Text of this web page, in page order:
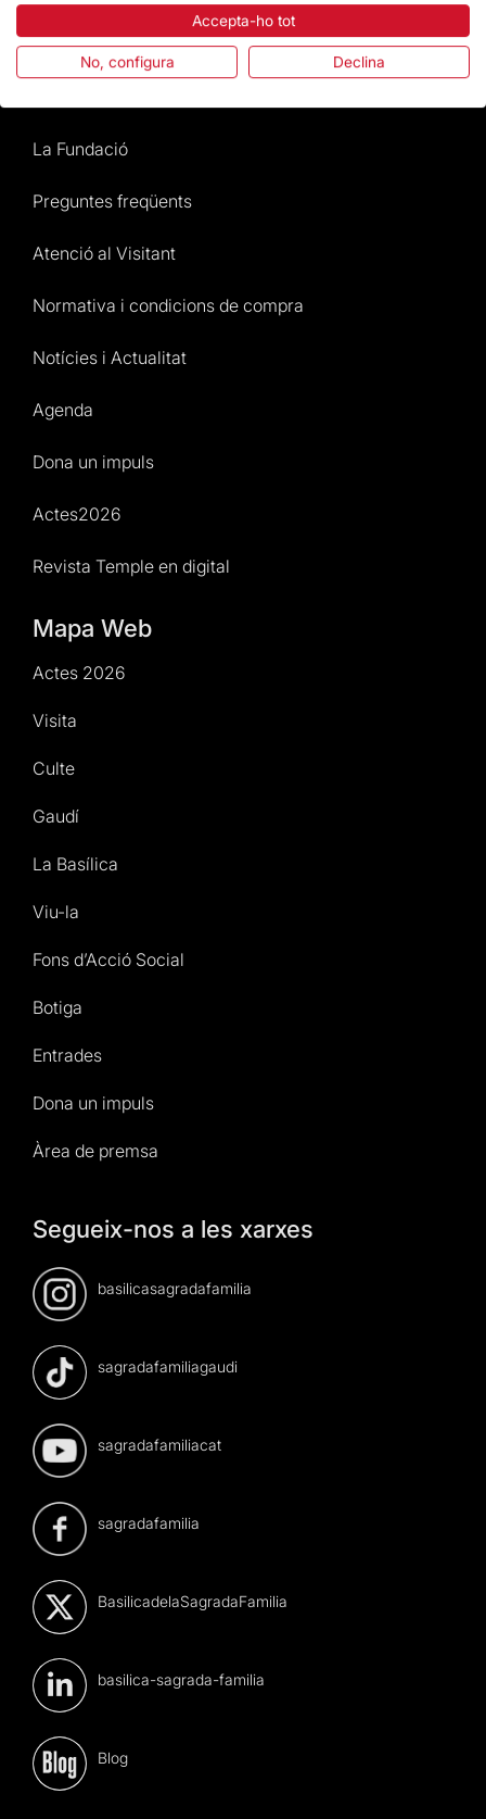
Botiga
La Fundació
Preguntes freqüents
Atenció al Visitant
Normativa i condicions de compra
Notícies i Actualitat
Agenda
Dona un impuls
Actes2026
Revista Temple en digital
Mapa Web
Actes 2026
Visita
Culte
Gaudí
La Basílica
Viu-la
Fons d’Acció Social
Botiga
Entrades
Dona un impuls
Àrea de premsa
Segueix-nos a les xarxes
basilicasagradafamilia
sagradafamiliagaudi
sagradafamiliacat
sagradafamilia
BasilicadelaSagradaFamilia
basilica-sagrada-familia
Blog
Accepta-ho tot
No, configura Declina